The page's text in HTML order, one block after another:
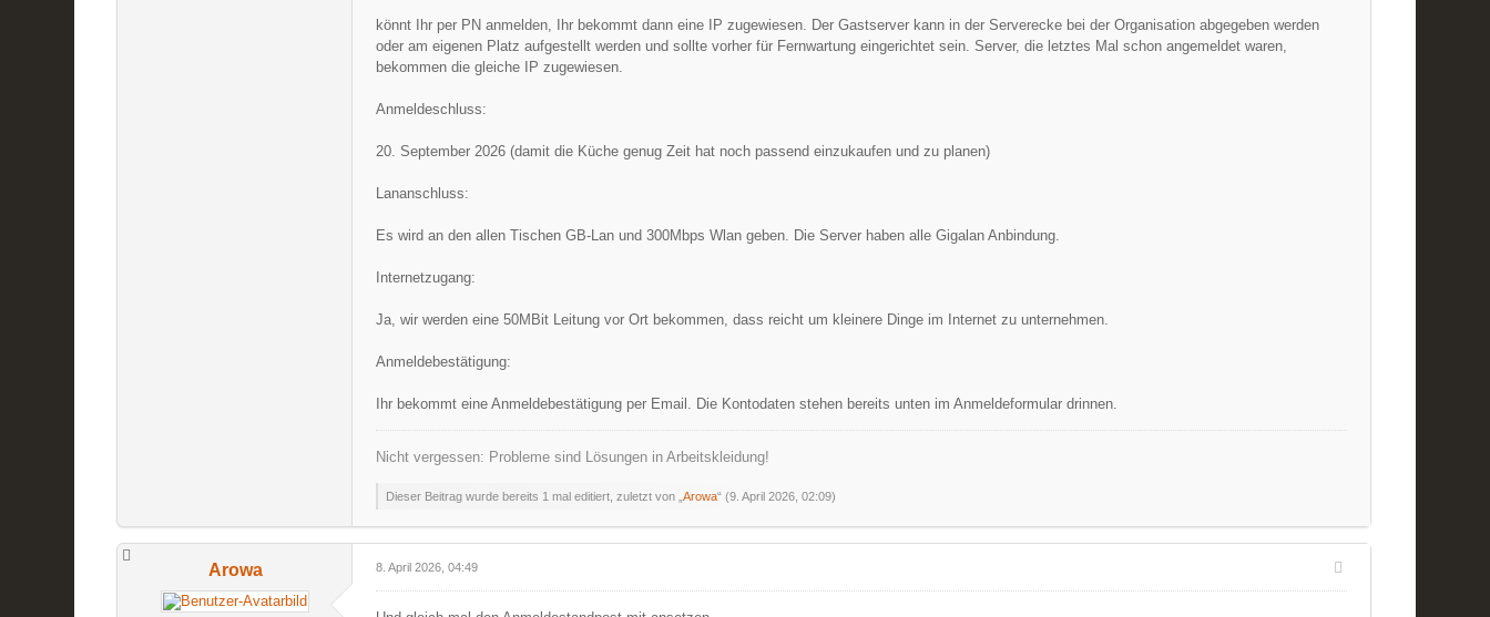
könnt Ihr per PN anmelden, Ihr bekommt dann eine IP zugewiesen. Der Gastserver kann in der Serverecke bei der Organisation abgegeben werden
oder am eigenen Platz aufgestellt werden und sollte vorher für Fernwartung eingerichtet sein. Server, die letztes Mal schon angemeldet waren,
bekommen die gleiche IP zugewiesen.
Anmeldeschluss:
20. September 2026 (damit die Küche genug Zeit hat noch passend einzukaufen und zu planen)
Lananschluss:
Es wird an den allen Tischen GB-Lan und 300Mbps Wlan geben. Die Server haben alle Gigalan Anbindung.
Internetzugang:
Ja, wir werden eine 50MBit Leitung vor Ort bekommen, dass reicht um kleinere Dinge im Internet zu unternehmen.
Anmeldebestätigung:
Ihr bekommt eine Anmeldebestätigung per Email. Die Kontodaten stehen bereits unten im Anmeldeformular drinnen.
Nicht vergessen: Probleme sind Lösungen in Arbeitskleidung!
Dieser Beitrag wurde bereits 1 mal editiert, zuletzt von „Arowa“ (9. April 2026, 02:09)
Arowa 8. April 2026, 04:49